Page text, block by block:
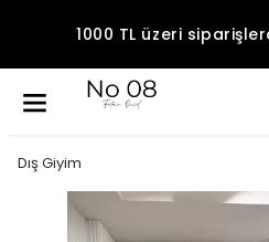
1000 TL üzeri
Dış Giyim